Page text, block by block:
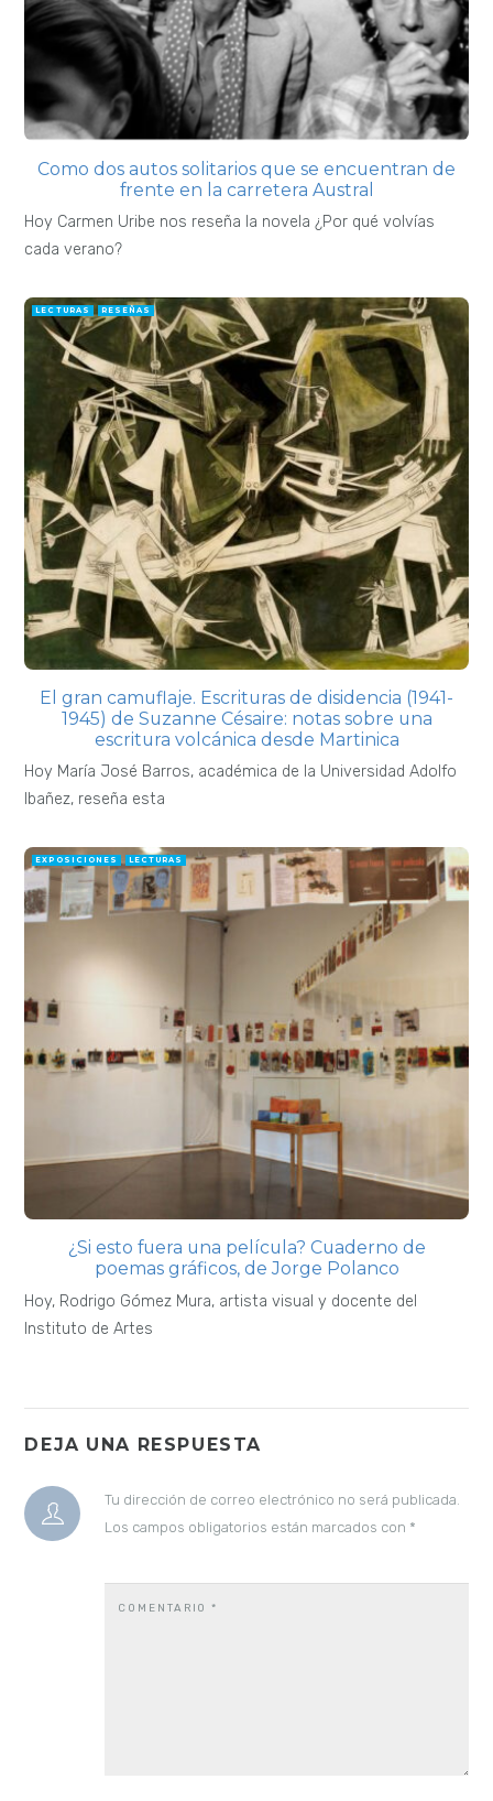
Como dos autos solitarios que se encuentran de
frente en la carretera Austral
Hoy Carmen Uribe nos reseña la novela ¿Por qué volvías
cada verano?
LECTURAS RESEÑAS
El gran camuflaje. Escrituras de disidencia (1941-
1945) de Suzanne Césaire: notas sobre una
escritura volcánica desde Martinica
Hoy María José Barros, académica de la Universidad Adolfo
Ibañez, reseña esta
EXPOSICIONES LECTURAS
¿Si esto fuera una película? Cuaderno de
poemas gráficos, de Jorge Polanco
Hoy, Rodrigo Gómez Mura, artista visual y docente del
Instituto de Artes
DEJA UNA RESPUESTA
Tu dirección de correo electrónico no será publicada.
Los campos obligatorios están marcados con *
COMENTARIO*